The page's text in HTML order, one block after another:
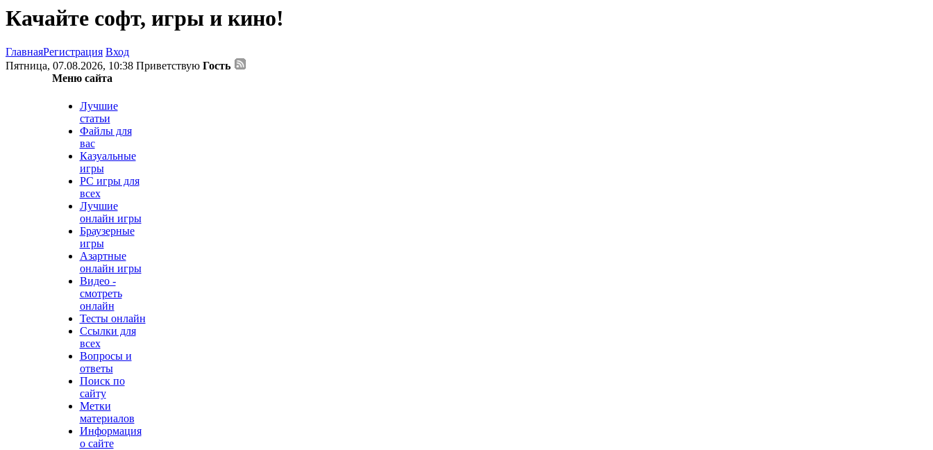
Качайте софт, игры и кино!
ГлавнаяРегистрация Вход
Пятница, 07.08.2026, 10:38 Приветствую Гость
Меню сайта
Лучшие
статьи
Файлы для
вас
Казуальные
игры
PC игры для
всех
Лучшие
онлайн игры
Браузерные
игры
Азартные
онлайн игры
Видео -
смотреть
онлайн
Тесты онлайн
Ссылки для
всех
Вопросы и
ответы
Поиск по
сайту
Метки
материалов
Информация
о сайте